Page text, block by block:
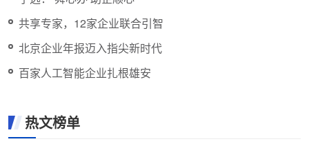
共享专家，12家企业联合引智
北京企业年报迈入指尖新时代
百家人工智能企业扎根雄安
热文榜单